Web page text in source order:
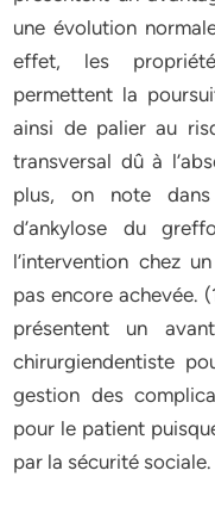
une évolution
effet, les
permettent la
ainsi de palier au
transversal dû à
plus, on note
d’ankylose du
l’intervention chez
pas encore achevée.
présentent un
chirurgiendentiste
gestion des
pour le patient
par la sécurité sociale.